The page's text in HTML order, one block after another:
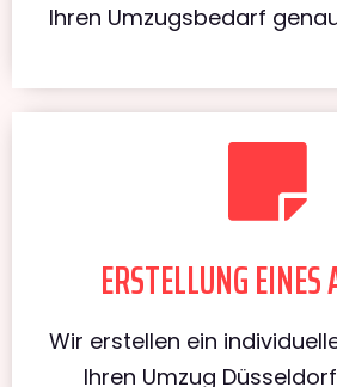
Ihren Umzugsbedarf
ERSTELLUNG EINES
Wir erstellen ein
Ihren Umzug